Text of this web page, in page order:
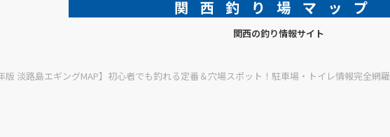
関西の釣り情報サイト
年版 淡路島エギングMAP】初心者でも釣れる定番＆穴場スポット！駐車場・トイレ情報完全網羅